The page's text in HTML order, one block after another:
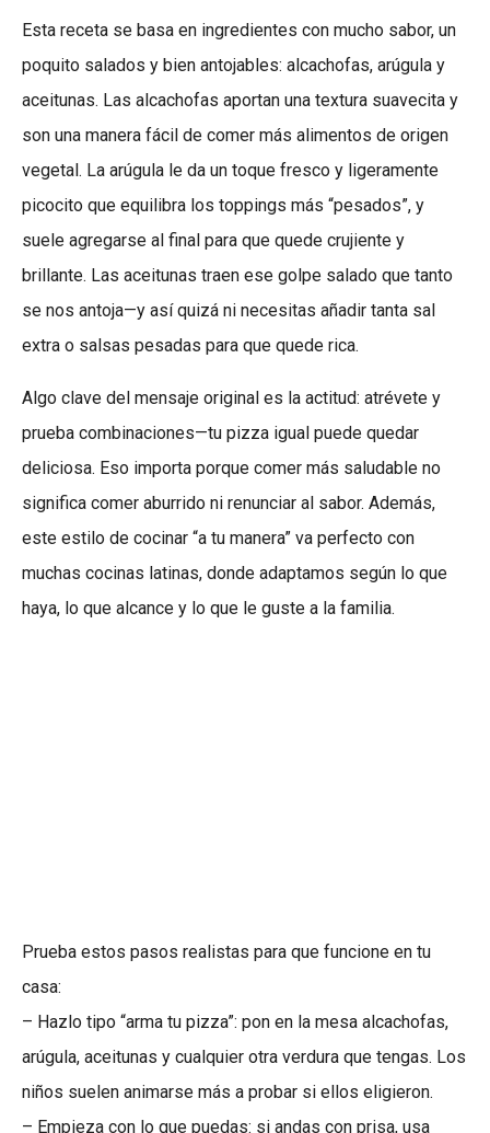
Esta receta se basa en ingredientes con mucho sabor, un
poquito salados y bien antojables: alcachofas, arúgula y
aceitunas. Las alcachofas aportan una textura suavecita y
son una manera fácil de comer más alimentos de origen
vegetal. La arúgula le da un toque fresco y ligeramente
picocito que equilibra los toppings más “pesados”, y
suele agregarse al final para que quede crujiente y
brillante. Las aceitunas traen ese golpe salado que tanto
se nos antoja—y así quizá ni necesitas añadir tanta sal
extra o salsas pesadas para que quede rica.
Algo clave del mensaje original es la actitud: atrévete y
prueba combinaciones—tu pizza igual puede quedar
deliciosa. Eso importa porque comer más saludable no
significa comer aburrido ni renunciar al sabor. Además,
este estilo de cocinar “a tu manera” va perfecto con
muchas cocinas latinas, donde adaptamos según lo que
haya, lo que alcance y lo que le guste a la familia.
Prueba estos pasos realistas para que funcione en tu
casa:
– Hazlo tipo “arma tu pizza”: pon en la mesa alcachofas,
arúgula, aceitunas y cualquier otra verdura que tengas. Los
niños suelen animarse más a probar si ellos eligieron.
– Empieza con lo que puedas: si andas con prisa, usa